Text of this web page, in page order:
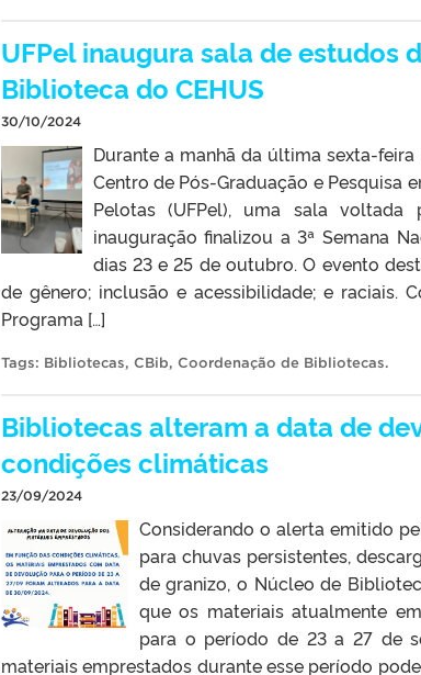
UFPel inaugura sala de estudos
Biblioteca do CEHUS
30/10/2024
Durante a manhã da última sexta-
Centro de Pós-Graduação e Pesquisa
Pelotas (UFPel), uma sala
inauguração finalizou a 3ª Semana
dias 23 e 25 de outubro. O evento
de gênero; inclusão e acessibilidade; e raciais.
Programa […]
Tags: Bibliotecas, CBib, Coordenação de Bibliotecas.
Bibliotecas alteram a data de
condições climáticas
23/09/2024
Considerando o alerta emitido
para chuvas persistentes,
de granizo, o Núcleo de
que os materiais atualmente
para o período de 23 a 27 de
materiais emprestados durante esse período